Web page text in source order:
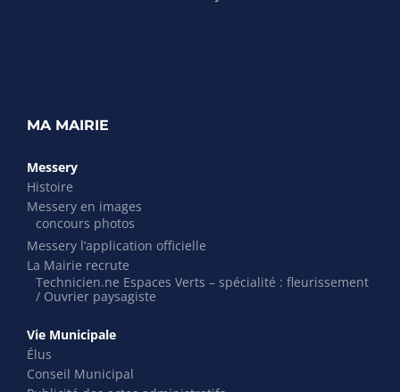
MA MAIRIE
Messery
Histoire
Messery en images
concours photos
Messery l’application officielle
La Mairie recrute
Technicien.ne Espaces Verts – spécialité : fleurissement
/ Ouvrier paysagiste
Vie Municipale
Élus
Conseil Municipal